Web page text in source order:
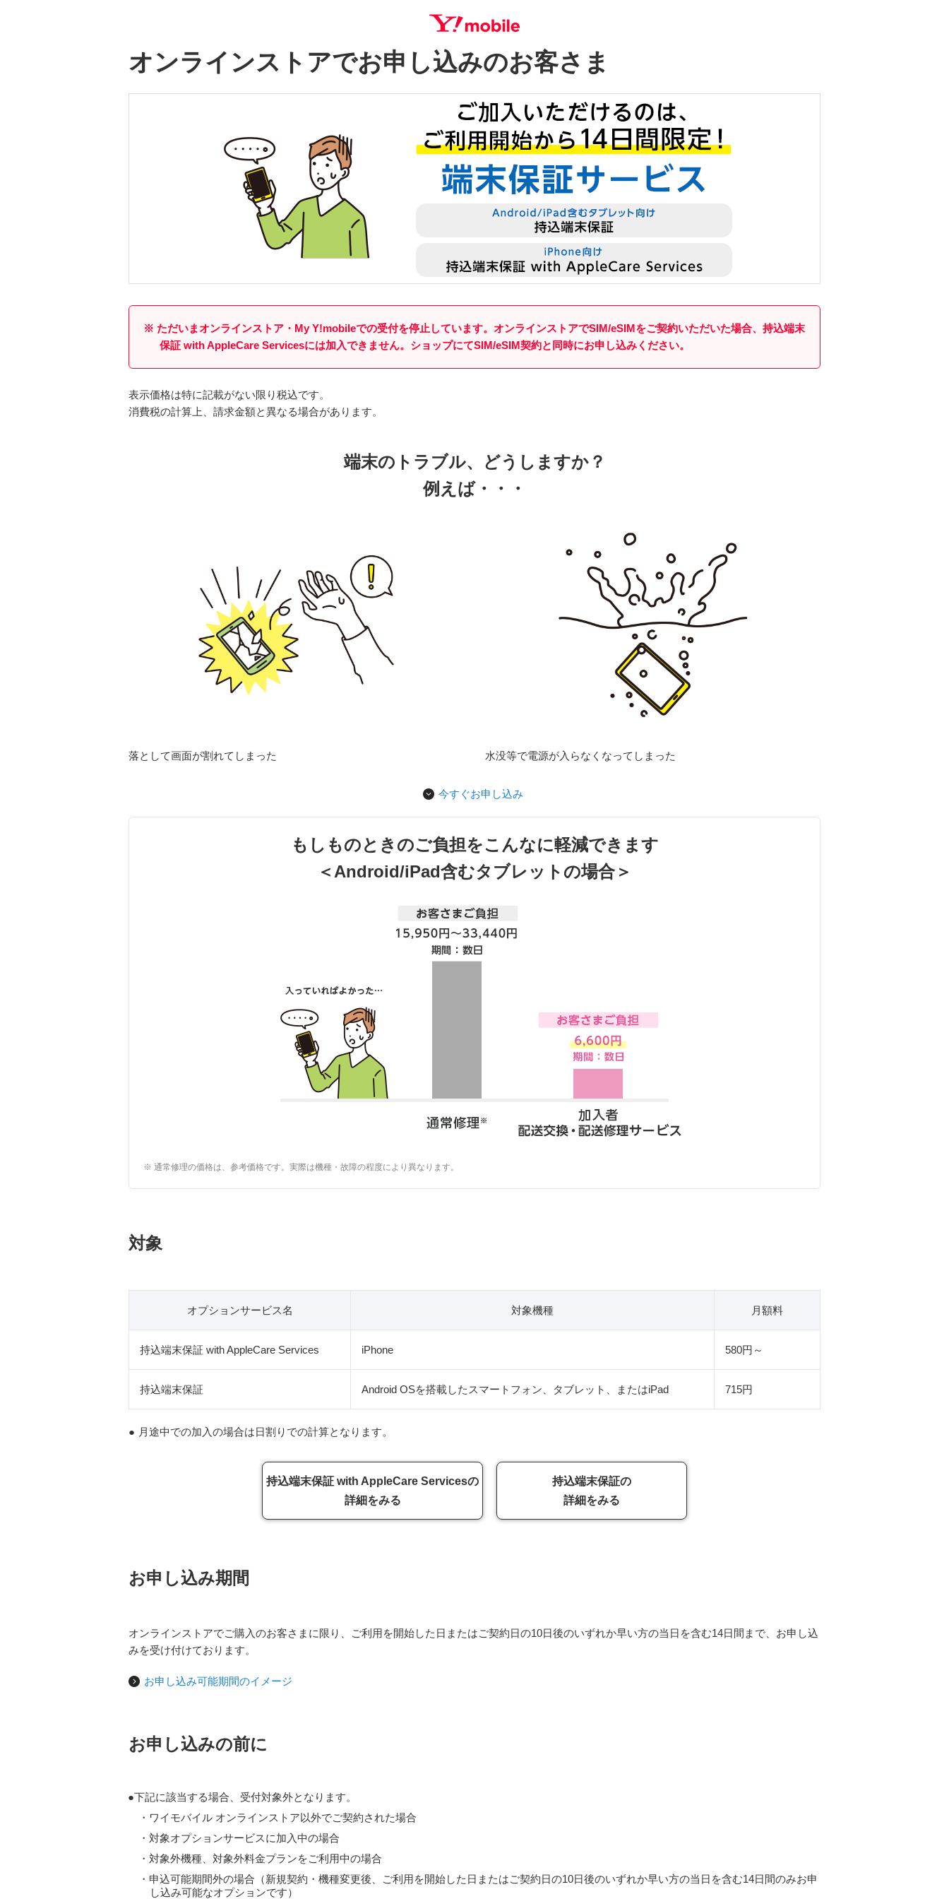
SEARCH
オンラインストアでお申し込みのお客さま
※ ただいまオンラインストア・My Y!mobileでの受付を停止しています。オンラインストアでSIM/eSIMをご契約いただいた場合、持込端末
保証 with AppleCare Servicesには加入できません。ショップにてSIM/eSIM契約と同時にお申し込みください。
表示価格は特に記載がない限り税込です。
消費税の計算上、請求金額と異なる場合があります。
端末のトラブル、
どうしますか？
例えば・・・
落として画面が割れてしまった 水没等で電源が入らなくなってしまった
今すぐお申し込み
もしものときのご負担をこんなに軽減できます
＜Android/iPad含むタブレットの場合＞
※ 通常修理の価格は、参考価格です。実際は機種・故障の程度により異なります。
対象
オプションサービス名 対象機種 月額料
持込端末保証 with AppleCare Services iPhone 580円～
持込端末保証 Android OSを搭載したスマートフォン、タブレット、またはiPad 715円
● 月途中での加入の場合は日割りでの計算となります。
持込端末保証 with AppleCare Servicesの
詳細をみる
持込端末保証の
詳細をみる
お申し込み期間
オンラインストアでご購入のお客さまに限り、ご利用を開始した日またはご契約日の10日後のいずれか早い方の当日を含む14日間まで、お申し込
みを受け付けております。
お申し込み可能期間のイメージ
お申し込みの前に
下記に該当する場合、受付対象外となります。
ワイモバイル オンラインストア以外でご契約された場合
対象オプションサービスに加入中の場合
対象外機種、対象外料金プランをご利用中の場合
申込可能期間外の場合（新規契約・機種変更後、ご利用を開始した日またはご契約日の10日後のいずれか早い方の当日を含む14日間のみお申
し込み可能なオプションです）